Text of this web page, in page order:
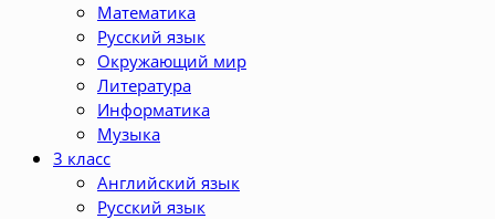
Математика
Русский язык
Окружающий мир
Литература
Информатика
Музыка
3 класс
Английский язык
Русский язык